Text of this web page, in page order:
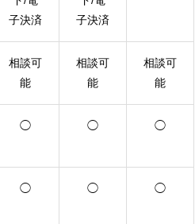
子決済
子決済
相談可
能
相談可
能
相談可
能
◯ ◯ ◯
◯ ◯ ◯